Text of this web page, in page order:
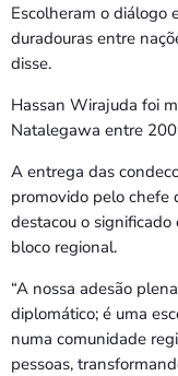
Escolheram o diálogo
duradouras entre
disse.
Hassan Wirajuda foi
Natalegawa entre
A entrega das
promovido pelo chefe
destacou o
bloco regional.
“A nossa adesão
diplomático; é uma
numa comunidade
pessoas,